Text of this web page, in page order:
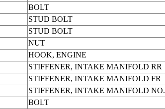
BOLT
STUD BOLT
STUD BOLT
NUT
HOOK, ENGINE
STIFFENER, INTAKE MANIFOLD RR
STIFFENER, INTAKE MANIFOLD FR
STIFFENER, INTAKE MANIFOLD NO.
BOLT